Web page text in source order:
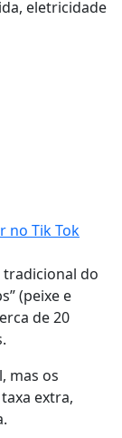
eletricidade
no Tik Tok
tradicional do
(peixe e
de 20
mas os
extra,